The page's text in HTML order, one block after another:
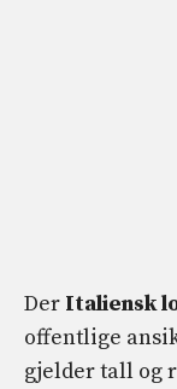
Der Italiensk
offentlige
gjelder tall og